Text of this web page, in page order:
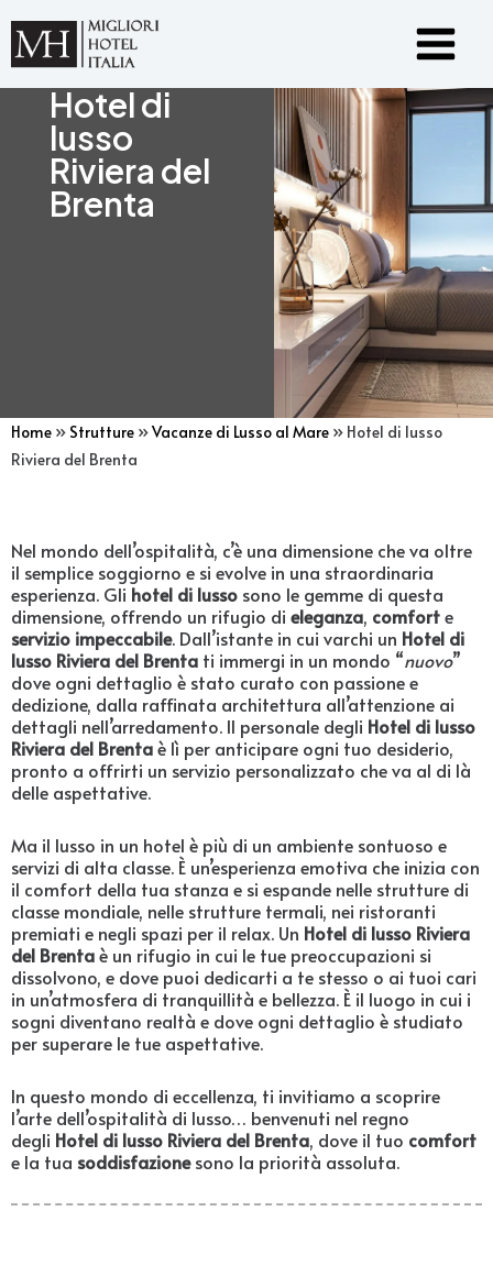
Vai
Main
Menu
Hotel di
lusso
Riviera del
Brenta
Home » Strutture »Vacanze di Lusso al Mare » Hotel di lusso
Riviera del Brenta
Nel mondo dell’ospitalità, c’è una dimensione che va oltre
il semplice soggiorno e si evolve in una straordinaria
esperienza. Gli hotel di lusso sono le gemme di questa
dimensione, offrendo un rifugio di eleganza, comforte
servizio impeccabile. Dall’istante in cui varchi un Hotel di
lusso Riviera del Brenta ti immergi in un mondo “nuovo”
dove ogni dettaglio è stato curato con passione e
dedizione, dalla raffinata architettura all’attenzione ai
dettagli nell’arredamento. Il personale degli Hotel di lusso
Riviera del Brentaè lì per anticipare ogni tuo desiderio,
pronto a offrirti un servizio personalizzato che va al di là
delle aspettative.
Ma il lusso in un hotel è più di un ambiente sontuoso e
servizi di alta classe. È un’esperienza emotiva che inizia con
il comfort della tua stanza e si espande nelle strutture di
classe mondiale, nelle strutture termali, nei ristoranti
premiati e negli spazi per il relax. Un Hotel di lusso Riviera
del Brentaè un rifugio in cui le tue preoccupazioni si
dissolvono, e dove puoi dedicarti a te stesso o ai tuoi cari
in un’atmosfera di tranquillità e bellezza. È il luogo in cui i
sogni diventano realtà e dove ogni dettaglio è studiato
per superare le tue aspettative.
In questo mondo di eccellenza, ti invitiamo a scoprire
l’arte dell’ospitalità di lusso… benvenuti nel regno
degli Hotel di lusso Riviera del Brenta, dove il tuo comfort
e la tua soddisfazionesono la priorità assoluta.